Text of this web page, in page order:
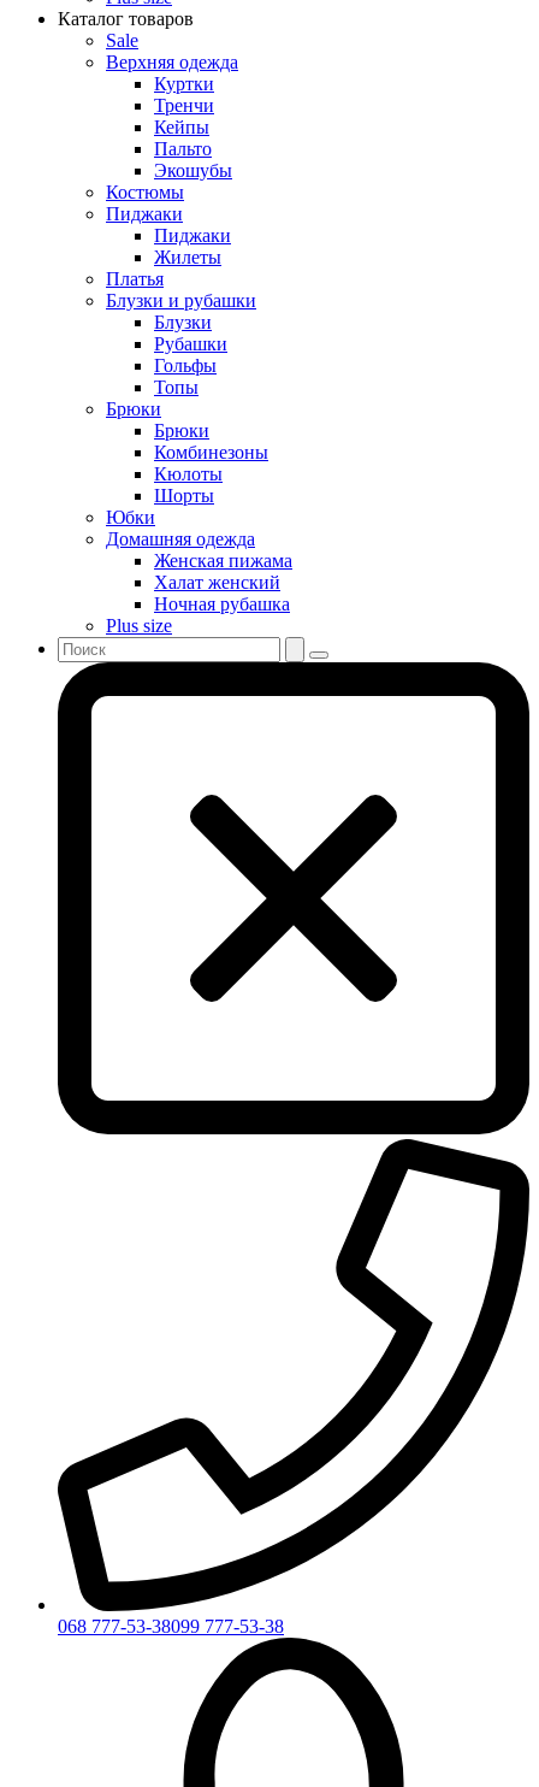
Каталог товаров
Sale
Верхняя одежда
Куртки
Тренчи
Кейпы
Пальто
Экошубы
Костюмы
Пиджаки
Пиджаки
Жилеты
Платья
Блузки и рубашки
Блузки
Рубашки
Гольфы
Топы
Брюки
Брюки
Комбинезоны
Кюлоты
Шорты
Юбки
Домашняя одежда
Женская пижама
Халат женский
Ночная рубашка
Plus size
068 777-53-38099 777-53-38